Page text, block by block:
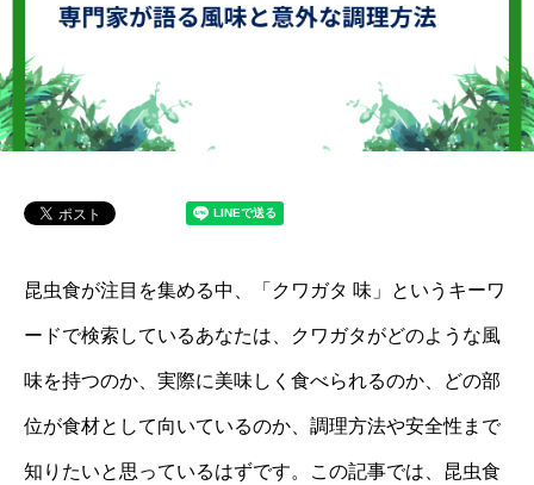
昆虫食が注目を集める中、「クワガタ 味」というキーワ
ードで検索しているあなたは、クワガタがどのような風
味を持つのか、実際に美味しく食べられるのか、どの部
位が食材として向いているのか、調理方法や安全性まで
知りたいと思っているはずです。この記事では、昆虫食